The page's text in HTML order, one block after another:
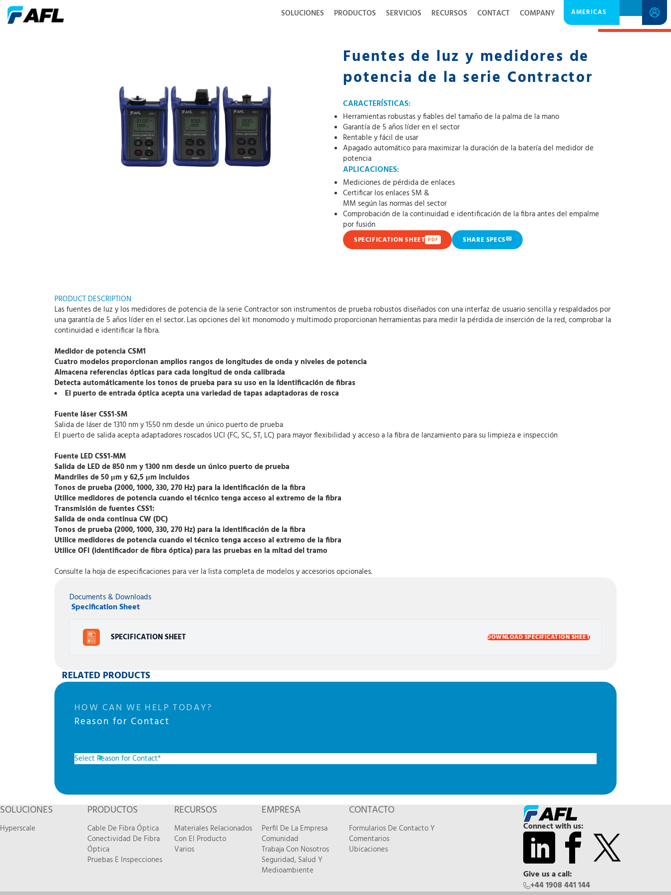
SOLUCIONES PRODUCTOS SERVICIOS RECURSOS CONTACT COMPANY AMERICAS
SPECIFICATION SHEET
Fuentes de luz y medidores de
potencia de la serie Contractor
CARACTERÍSTICAS:
Herramientas robustas y fiables del tamaño de la palma de la mano
Garantía de 5 años líder en el sector
Rentable y fácil de usar
Apagado automático para maximizar la duración de la batería del medidor de
potencia
APLICACIONES:
Mediciones de pérdida de enlaces
Certificar los enlaces SM &
MM según las normas del sector
Comprobación de la continuidad e identificación de la fibra antes del empalme
por fusión
SPECIFICATION SHEET PDF SHARE SPECS✉
PRODUCT DESCRIPTION
Las fuentes de luz y los medidores de potencia de la serie Contractor son instrumentos de prueba robustos diseñados con una interfaz de usuario sencilla y respaldados por
una garantía de 5 años líder en el sector. Las opciones del kit monomodo y multimodo proporcionan herramientas para medir la pérdida de inserción de la red, comprobar la
continuidad e identificar la fibra.
Medidor de potencia CSM1
Cuatro modelos proporcionan amplios rangos de longitudes de onda y niveles de potencia
Almacena referencias ópticas para cada longitud de onda calibrada
Detecta automáticamente los tonos de prueba para su uso en la identificación de fibras
El puerto de entrada óptica acepta una variedad de tapas adaptadoras de rosca
Fuente láser CSS1-SM
Salida de láser de 1310 nm y 1550 nm desde un único puerto de prueba
El puerto de salida acepta adaptadores roscados UCI (FC, SC, ST, LC) para mayor flexibilidad y acceso a la fibra de lanzamiento para su limpieza e inspección
Fuente LED CSS1-MM
Salida de LED de 850 nm y 1300 nm desde un único puerto de prueba
Mandriles de 50 μm y 62,5 μm incluidos
Tonos de prueba (2000, 1000, 330, 270 Hz) para la identificación de la fibra
Utilice medidores de potencia cuando el técnico tenga acceso al extremo de la fibra
Transmisión de fuentes CSS1:
Salida de onda continua CW(DC)
Tonos de prueba (2000, 1000, 330, 270 Hz) para la identificación de la fibra
Utilice medidores de potencia cuando el técnico tenga acceso al extremo de la fibra
Utilice OFI (identificador de fibra óptica) para las pruebas en la mitad del tramo
Consulte la hoja de especificaciones para ver la lista completa de modelos y accesorios opcionales.
Documents & Downloads
Specification Sheet
SPECIFICATION SHEET DOWNLOAD SPECIFICATION SHEET
RELATED PRODUCTS
HOW CAN WE HELP TODAY?
Reason for Contact
SOLUCIONES
Hyperscale
PRODUCTOS
Cable De Fibra Óptica
Conectividad De Fibra
Óptica
Pruebas E Inspecciones
RECURSOS
Materiales Relacionados
Con El Producto
Varios
EMPRESA
Perfil De La Empresa
Comunidad
Trabaja Con Nosotros
Seguridad, Salud Y
Medioambiente
CONTACTO
Formularios De Contacto Y
Comentarios
Ubicaciones
Connect with us:
Give us a call:
+44 1908 441 144